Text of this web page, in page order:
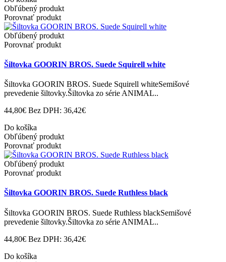
Obľúbený produkt
Porovnať produkt
Obľúbený produkt
Porovnať produkt
Šiltovka GOORIN BROS. Suede Squirell white
Šiltovka GOORIN BROS. Suede Squirell whiteSemišové
prevedenie šiltovky.Šiltovka zo série ANIMAL..
44,80€ Bez DPH: 36,42€
Do košíka
Obľúbený produkt
Porovnať produkt
Obľúbený produkt
Porovnať produkt
Šiltovka GOORIN BROS. Suede Ruthless black
Šiltovka GOORIN BROS. Suede Ruthless blackSemišové
prevedenie šiltovky.Šiltovka zo série ANIMAL..
44,80€ Bez DPH: 36,42€
Do košíka